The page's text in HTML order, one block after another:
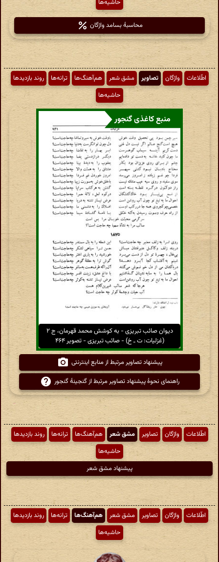
حاشیه‌ها
محاسبهٔ بسامد واژگان
اطّلاعات واژگان تصاویر مشق شعر هم‌آهنگ‌ها ترانه‌ها
روند بازدیدها
حاشیه‌ها
منبع کاغذی گنجور
دیوان صائب تبریزی - به کوشش محمد قهرمان، ج ۲
(غزلیات: ت ـ خ) - صائب تبریزی - تصویر ۴۶۴
پیشنهاد تصاویر مرتبط از منابع اینترنتی
راهنمای نحوهٔ پیشنهاد تصاویر مرتبط از گنجینهٔ گنجور
اطّلاعات واژگان تصاویر مشق شعر هم‌آهنگ‌ها ترانه‌ها
روند بازدیدها
حاشیه‌ها
پیشنهاد مشق شعر
اطّلاعات واژگان تصاویر مشق شعر هم‌آهنگ‌ها ترانه‌ها
روند بازدیدها
حاشیه‌ها